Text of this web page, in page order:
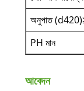
অনুপাত
PH মান
আবেদন